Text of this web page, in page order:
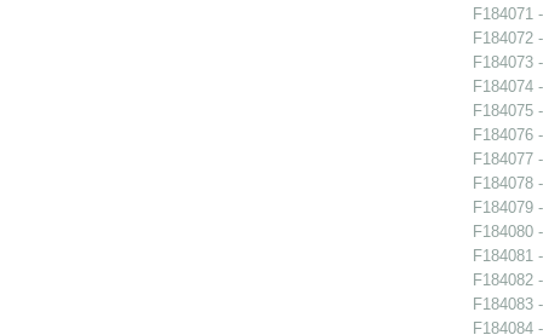
F184071
F184072
F184073
F184074
F184075
F184076
F184077
F184078
F184079
F184080
F184081
F184082
F184083
F184084